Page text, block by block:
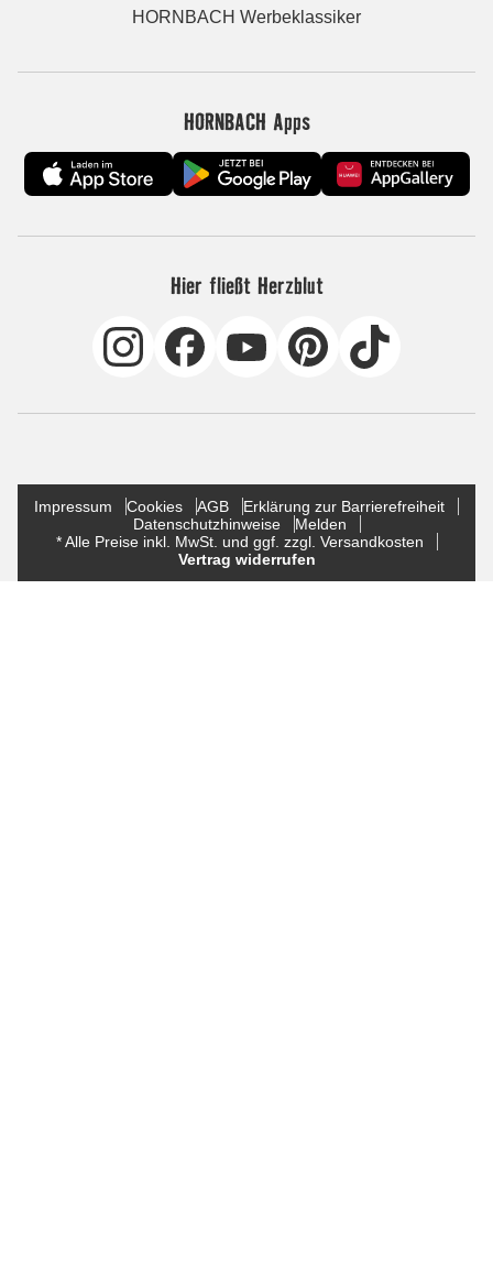
HORNBACH Werbeklassiker
HORNBACH Apps
Hier fließt Herzblut
Impressum Cookies AGB
Erklärung zur Barrierefreiheit
Datenschutzhinweise
Melden
* Alle Preise inkl. MwSt. und ggf. zzgl. Versandkosten
Vertrag widerrufen